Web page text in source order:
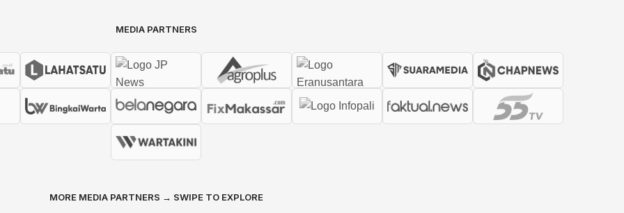
MEDIA PARTNERS
MORE MEDIA PARTNERS → SWIPE TO EXPLORE